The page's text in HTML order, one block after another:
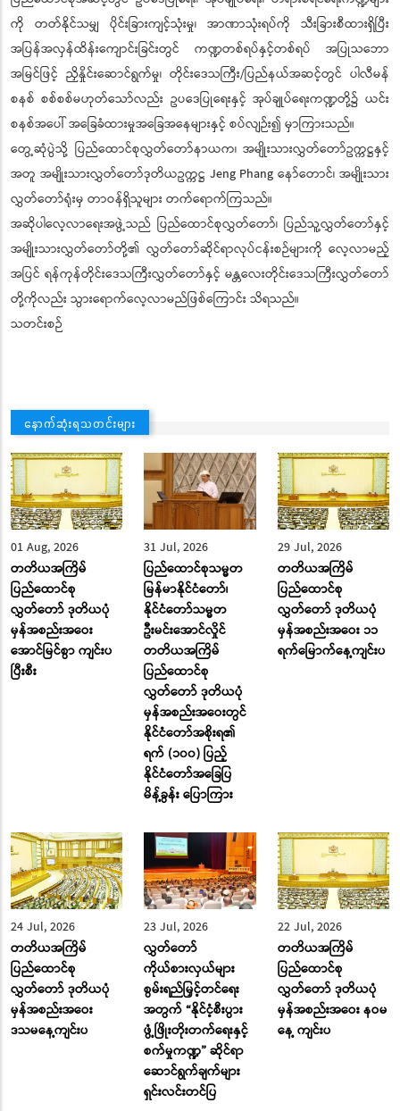
ကို တတ်နိုင်သမျှ ပိုင်းခြားကျင့်သုံးမှု၊ အာဏာသုံးရပ်ကို သီးခြားစီထားရှိပြီး
အပြန်အလှန်ထိန်းကျောင်းခြင်းတွင် ကဏ္ဍတစ်ရပ်နှင့်တစ်ရပ် အပြုသဘော
အမြင်ဖြင့် ညှိနှိုင်းဆောင်ရွက်မှု၊ တိုင်းဒေသကြီး/ပြည်နယ်အဆင့်တွင် ပါလီမန်
စနစ် စစ်စစ်မဟုတ်သော်လည်း ဥပဒေပြုရေးနှင့် အုပ်ချုပ်ရေးကဏ္ဍတို့၌ ယင်း
စနစ်အပေါ် အခြေခံထားမှုအခြေအနေများနှင့် စပ်လျဉ်း၍ မှာကြားသည်။
တွေ့ဆုံပွဲသို့ ပြည်ထောင်စုလွှတ်တော်နာယက၊ အမျိုးသားလွှတ်တော်ဥက္ကဋ္ဌနှင့်
အတူ အမျိုးသားလွှတ်တော်ဒုတိယဥက္ကဋ္ဌ Jeng Phang နော်တောင်၊ အမျိုးသား
လွှတ်တော်ရုံးမှ တာဝန်ရှိသူများ တက်ရောက်ကြသည်။
အဆိုပါလေ့လာရေးအဖွဲ့သည် ပြည်ထောင်စုလွှတ်တော်၊ ပြည်သူ့လွှတ်တော်နှင့်
အမျိုးသားလွှတ်တော်တို့၏ လွှတ်တော်ဆိုင်ရာလုပ်ငန်းစဉ်များကို လေ့လာမည့်
အပြင် ရန်ကုန်တိုင်းဒေသကြီးလွှတ်တော်နှင့် မန္တလေးတိုင်းဒေသကြီးလွှတ်တော်
တို့ကိုလည်း သွားရောက်လေ့လာမည်ဖြစ်ကြောင်း သိရသည်။
သတင်းစဉ်
နောက်ဆုံးရသတင်းများ
01 Aug, 2026
တတိယအကြိမ်
ပြည်ထောင်စု
လွှတ်တော် ဒုတိယပုံ
မှန်အစည်းအဝေး
အောင်မြင်စွာ ကျင်းပ
ပြီးစီး
31 Jul, 2026
ပြည်ထောင်စုသမ္မတ
မြန်မာနိုင်ငံတော်၊
နိုင်ငံတော်သမ္မတ
ဦးမင်းအောင်လှိုင်
တတိယအကြိမ်
ပြည်ထောင်စု
လွှတ်တော် ဒုတိယပုံ
မှန်အစည်းအဝေးတွင်
နိုင်ငံတော်အစိုးရ၏
ရက် (၁၀၀) ပြည့်
နိုင်ငံတော်အခြေပြ
မိန့်ခွန်း ပြောကြား
29 Jul, 2026
တတိယအကြိမ်
ပြည်ထောင်စု
လွှတ်တော် ဒုတိယပုံ
မှန်အစည်းအဝေး ၁၁
ရက်မြောက်နေ့ကျင်းပ
24 Jul, 2026
တတိယအကြိမ်
ပြည်ထောင်စု
လွှတ်တော် ဒုတိယပုံ
မှန်အစည်းအဝေး
ဒသမနေ့ကျင်းပ
23 Jul, 2026
လွှတ်တော်
ကိုယ်စားလှယ်များ
စွမ်းရည်မြှင့်တင်ရေး
အတွက် “နိုင်ငံ့စီးပွား
ဖွံ့ဖြိုးတိုးတက်ရေးနှင့်
စက်မှုကဏ္ဍ” ဆိုင်ရာ
ဆောင်ရွက်ချက်များ
ရှင်းလင်းတင်ပြ
22 Jul, 2026
တတိယအကြိမ်
ပြည်ထောင်စု
လွှတ်တော် ဒုတိယပုံ
မှန်အစည်းအဝေး နဝမ
နေ့ ကျင်းပ